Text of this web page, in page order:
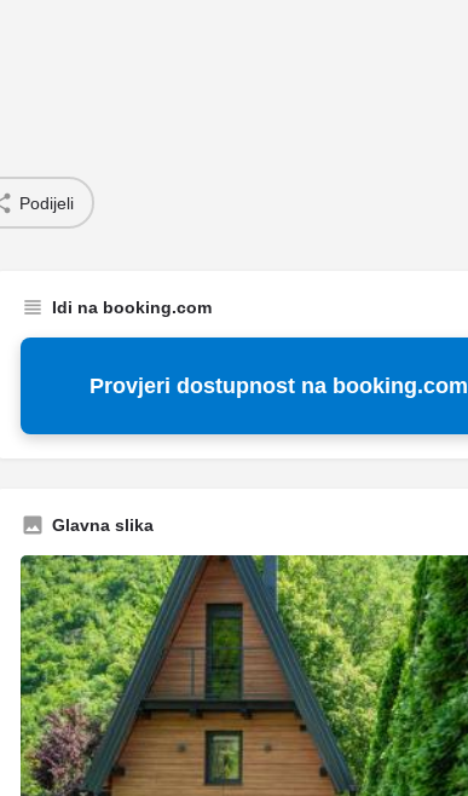
Podijeli
Idi na booking.com
Provjeri dostupnost na booking.com
Glavna slika